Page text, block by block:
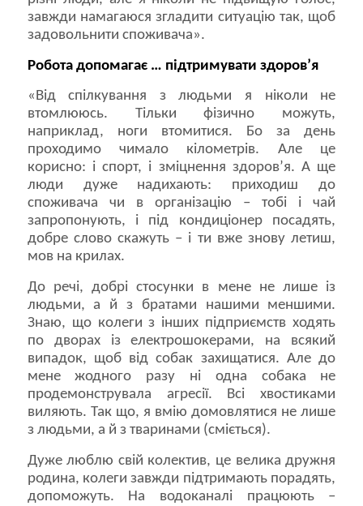
завжди намагаюся згладити ситуацію так, щоб
задовольнити споживача».
Робота допомагає … підтримувати здоров’я
«Від спілкування з людьми я ніколи не
втомлююсь. Тільки фізично можуть,
наприклад, ноги втомитися. Бо за день
проходимо чимало кілометрів. Але це
корисно: і спорт, і зміцнення здоров’я. А ще
люди дуже надихають: приходиш до
споживача чи в організацію – тобі і чай
запропонують, і під кондиціонер посадять,
добре слово скажуть – і ти вже знову летиш,
мов на крилах.
До речі, добрі стосунки в мене не лише із
людьми, а й з братами нашими меншими.
Знаю, що колеги з інших підприємств ходять
по дворах із електрошокерами, на всякий
випадок, щоб від собак захищатися. Але до
мене жодного разу ні одна собака не
продемонструвала агресії. Всі хвостиками
виляють. Так що, я вмію домовлятися не лише
з людьми, а й з тваринами (сміється).
Дуже люблю свій колектив, це велика дружня
родина, колеги завжди підтримають порадять,
допоможуть. На водоканалі працюють –